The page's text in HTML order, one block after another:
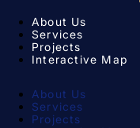
About Us
Services
Projects
Interactive Map
About Us
Services
Projects